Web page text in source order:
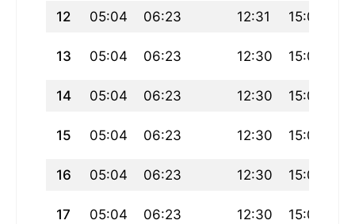
12 05:04 06:23 12:31 15:01
13 05:04 06:23 12:30 15:02
14 05:04 06:23 12:30 15:02
15 05:04 06:23 12:30 15:03
16 05:04 06:23 12:30 15:04
17 05:04 06:23 12:30 15:05